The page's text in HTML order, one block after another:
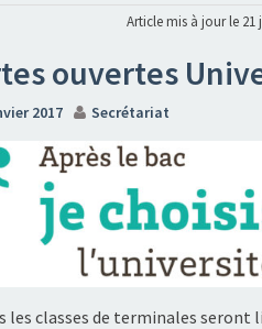
Article mis à jour le 21
ouvertes
2017 Secrétariat
les classes de terminales seront